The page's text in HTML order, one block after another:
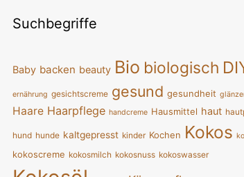
Suchbegriffe
Baby backen beauty Bio biologisch
ernährung gesichtscreme gesund gesundheit
Haare Haarpflege handcreme Hausmittel haut
hund hunde kaltgepresst kinder Kochen Kokos
kokoscreme kokosmilch kokosnuss kokoswasser